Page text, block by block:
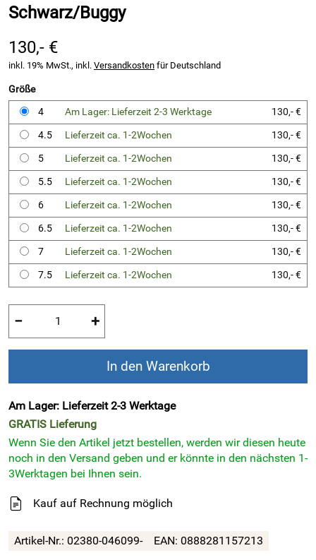
Schwarz/Buggy
130,- €
inkl. 19% MwSt., inkl. Versandkosten für Deutschland
Größe
4
Am Lager: Lieferzeit 2-3 Werktage
130,- €
4.5
Lieferzeit ca. 1-2Wochen
130,- €
5
Lieferzeit ca. 1-2Wochen
130,- €
5.5
Lieferzeit ca. 1-2Wochen
130,- €
6
Lieferzeit ca. 1-2Wochen
130,- €
6.5
Lieferzeit ca. 1-2Wochen
130,- €
7
Lieferzeit ca. 1-2Wochen
130,- €
7.5
Lieferzeit ca. 1-2Wochen 130,- €
− +
In den Warenkorb
Am Lager: Lieferzeit 2-3 Werktage
GRATIS Lieferung
Wenn Sie den Artikel jetzt bestellen, werden wir diesen heute
noch in den Versand geben und er könnte in den nächsten 1-
3Werktagen bei Ihnen sein.
Kauf auf Rechnung möglich
Artikel-Nr.: 02380-046099- EAN: 0888281157213